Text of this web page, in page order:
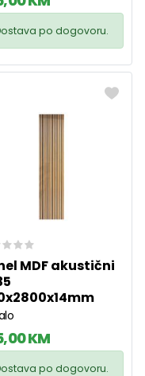
po dogovoru.
MDF akustični
KM
po dogovoru.